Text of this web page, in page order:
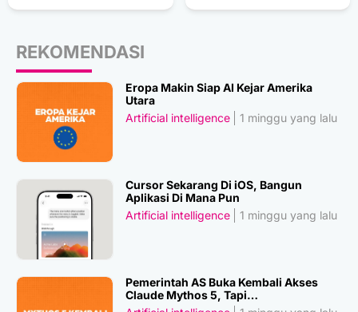
REKOMENDASI
Eropa Makin Siap AI Kejar Amerika
Utara
Artificial intelligence
1 minggu yang lalu
Cursor Sekarang Di iOS, Bangun
Aplikasi Di Mana Pun
Artificial intelligence
1 minggu yang lalu
Pemerintah AS Buka Kembali Akses
Claude Mythos 5, Tapi…